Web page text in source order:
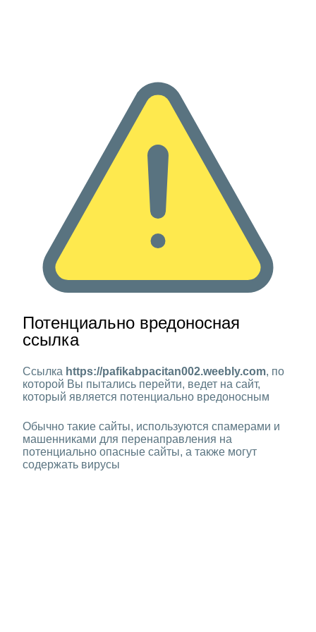
Потенциально вредоносная
ссылка
Ссылка https://pafikabpacitan002.weebly.com, по
которой Вы пытались перейти, ведет на сайт,
который является потенциально вредоносным
Обычно такие сайты, используются спамерами и
машенниками для перенаправления на
потенциально опасные сайты, а также могут
содержать вирусы